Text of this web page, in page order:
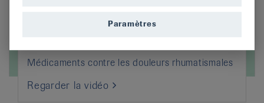
Médicaments contre les douleurs rhumatismales
Regarder la vidéo
Paramètres